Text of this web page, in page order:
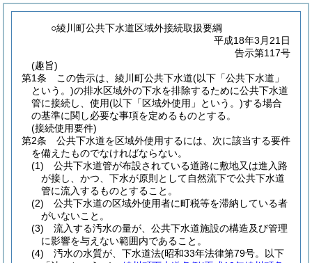
○綾川町公共下水道区域外接続取扱要綱
平成18年3月21日
告示第117号
(趣旨)
第1条
この告示は、綾川町公共下水道(以下「公共下水道」
という。)の排水区域外の下水を排除するために公共下水道
管に接続し、使用(以下「区域外使用」という。)する場合
の基準に関し必要な事項を定めるものとする。
(接続使用要件)
第2条
公共下水道を区域外使用するには、次に該当する要件
を備えたものでなければならない。
(1)
公共下水道管が布設されている道路に敷地又は進入路
が接し、かつ、下水が原則として自然流下で公共下水道
管に流入するものとすること。
(2)
公共下水道の区域外使用者に町税等を滞納している者
がいないこと。
(3)
流入する汚水の量が、公共下水道施設の構造及び管理
に影響を与えない範囲内であること。
(4)
汚水の水質が、下水道法(昭和33年法律第79号。以下